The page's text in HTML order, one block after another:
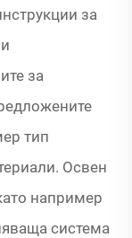
за
за
тип
Освен
например
система